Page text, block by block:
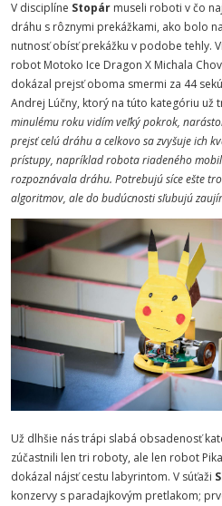
V disciplíne Stopár museli roboti v čo
dráhu s rôznymi prekážkami, ako bolo
nutnosť obísť prekážku v podobe tehly.
robot Motoko Ice Dragon X Michala
dokázal prejsť oboma smermi za 44
Andrej Lúčny, ktorý na túto kategóriu už
minulému roku vidím veľký pokrok,
prejsť celú dráhu a celkovo sa zvyšuje ich
prístupy, napríklad robota riadeného
rozpoznávala dráhu. Potrebujú síce ešte
algoritmov, ale do budúcnosti sľubujú
Už dlhšie nás trápi slabá obsadenosť
zúčastnili len tri roboty, ale len robot
dokázal nájsť cestu labyrintom. V súťaži
konzervy s paradajkovým pretlakom;